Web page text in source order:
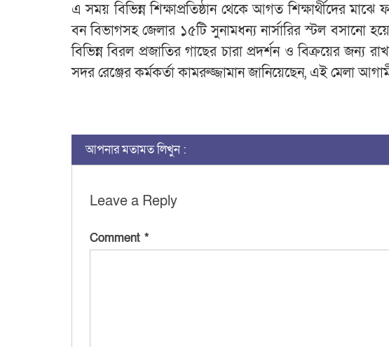
এ সময় বিভিন্ন শিক্ষাপ্রতিষ্ঠান থেকে আগত শিক্ষার্থীদের
বন বিভাগসহ জেলার ১৫টি সুনামধন্য নার্সারির স্টল বসানো
বিভিন্ন বিরল প্রজাতির গাছের চারা প্রদর্শন ও বিক্রয়ের জন্য
সদর রেঞ্জের কর্মকর্তা কামরুজ্জামান জানিয়েছেন, এই মেলা
আপনার মতামত লিখুন :
Leave a Reply
Comment *